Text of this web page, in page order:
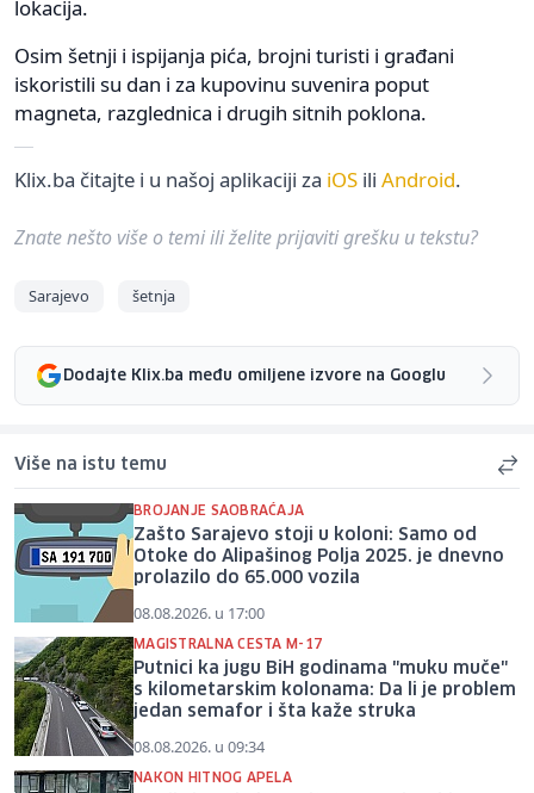
lokacija.
Osim šetnji i ispijanja pića, brojni turisti i građani
iskoristili su dan i za kupovinu suvenira poput
magneta, razglednica i drugih sitnih poklona.
Klix.ba čitajte i u našoj aplikaciji za iOS ili Android.
Znate nešto više o temi ili želite prijaviti grešku u tekstu?
Sarajevo šetnja
Dodajte Klix.ba među omiljene izvore na Googlu
Više na istu temu
BROJANJE SAOBRAĆAJA
Zašto Sarajevo stoji u koloni: Samo od
Otoke do Alipašinog Polja 2025. je dnevno
prolazilo do 65.000 vozila
08.08.2026. u 17:00
MAGISTRALNA CESTA M-17
Putnici ka jugu BiH godinama "muku muče"
s kilometarskim kolonama: Da li je problem
jedan semafor i šta kaže struka
08.08.2026. u 09:34
NAKON HITNOG APELA